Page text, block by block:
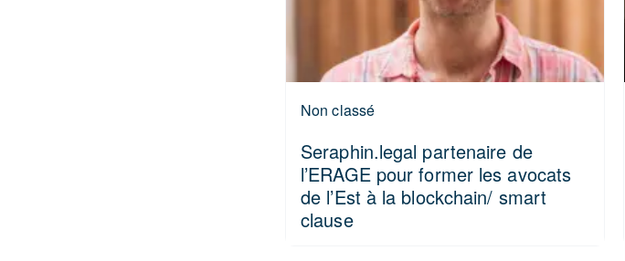
Non classé
Seraphin.legal partenaire de
l’ERAGE pour former les avocats
de l’Est à la blockchain/ smart
clause